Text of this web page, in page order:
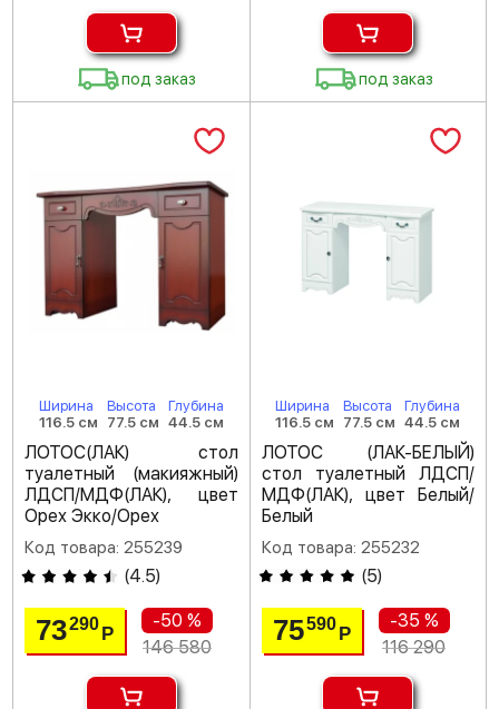
под заказ под заказ
Ширина
116.5 см
Высота
77.5 см
Глубина
44.5 см
ЛОТОС(ЛАК) стол
туалетный (макияжный)
ЛДСП/МДФ(ЛАК), цвет
Орех Экко/Орех
Код товара: 255239
(4.5)
73290Р
-50 %
146 580
Ширина
116.5 см
Высота
77.5 см
Глубина
44.5 см
ЛОТОС (ЛАК-БЕЛЫЙ)
стол туалетный ЛДСП/
МДФ(ЛАК), цвет Белый/
Белый
Код товара: 255232
(5)
75590 Р
-35 %
116 290